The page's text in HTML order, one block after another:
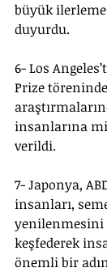
büyük ilerleme
duyurdu.
6- Los
Prize
insanlarına
verildi.
7- Japonya,
insanları,
yenilenmesini
keşfederek
önemli bir